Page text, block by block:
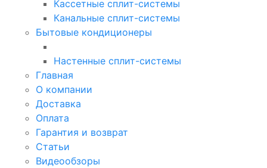
Кассетные сплит-системы
Канальные сплит-системы
Бытовые кондиционеры
Настенные сплит-системы
Главная
О компании
Доставка
Оплата
Гарантия и возврат
Статьи
Видеообзоры